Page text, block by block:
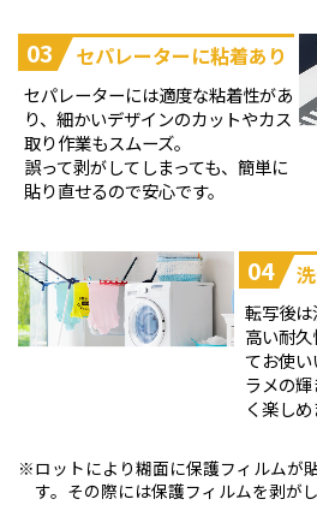
03 セパレーターに粘着あり
セパレーターには適度な粘着性があ
り、細かいデザインのカットやカス
取り作業もスムーズ。
誤って剥がしてしまっても、簡単に
貼り直せるので安心です。
04
転写後
高い耐
てお使い
ラメの
く楽しめ
ロットにより糊面に保護フィルムが
す。その際には保護フィルムを剥が